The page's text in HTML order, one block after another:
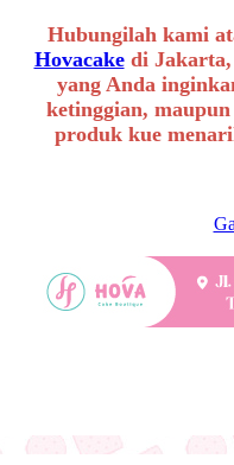
Hubungilah kami
Hovacakedi Jakarta,
yang Anda
ketinggian,
produk kue